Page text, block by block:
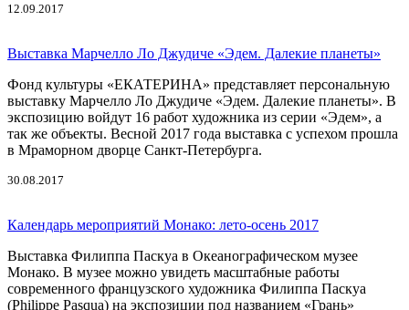
12.09.2017
Выставка Марчелло Ло Джудиче «Эдем. Далекие планеты»
Фонд культуры «ЕКАТЕРИНА» представляет персональную
выставку Марчелло Ло Джудиче «Эдем. Далекие планеты». В
экспозицию войдут 16 работ художника из серии «Эдем», а
так же объекты. Весной 2017 года выставка с успехом прошла
в Мраморном дворце Санкт-Петербурга.
30.08.2017
Календарь мероприятий Монако: лето-осень 2017
Выставка Филиппа Паскуа в Океанографическом музее
Монако. В музее можно увидеть масштабные работы
современного французского художника Филиппа Паскуа
(Philippe Pasqua) на экспозиции под названием «Грань»